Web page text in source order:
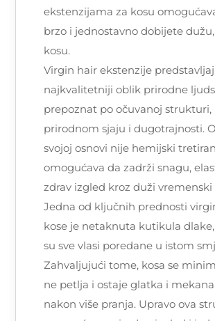
ekstenzijama za kosu
brzo i jednostavno dobijete
kosu.
Virgin hair ekstenzije
najkvalitetniji oblik prirodne
prepoznat po očuvanoj strukturi,
prirodnom sjaju i dugotrajnosti.
svojoj osnovi nije hemijski
omogućava da zadrži snagu,
zdrav izgled kroz duži vremenski
Jedna od ključnih prednosti
kose je netaknuta kutikula
su sve vlasi poredane u istom
Zahvaljujući tome, kosa se
ne petlja i ostaje glatka i
nakon više pranja. Upravo ova